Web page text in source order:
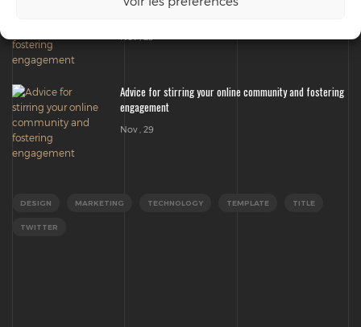
Advice for stirring your online community and fostering
engagement
Nov , 29
DESIGN MARKETING TECHNOLOGY TEMPLATE TITLE
TWITTER